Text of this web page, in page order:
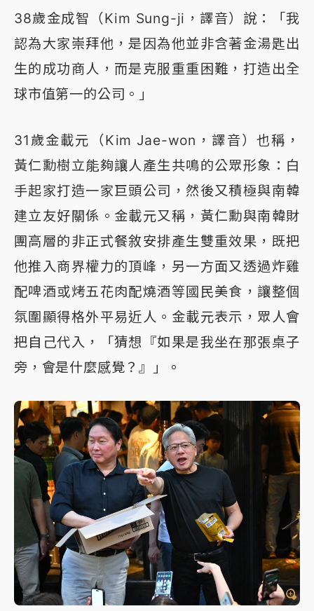
38歲金成智（Kim Sung-ji，譯音）說：「我
認為大家崇拜他，是因為他並非含著金湯匙出
生的成功商人，而是克服重重困難，打造出全
球市值第一的公司。」
31歲金載元（Kim Jae-won，譯音）也稱，
黃仁勳樹立能夠讓人產生共鳴的公眾形象：白
手起家打造一家巨頭公司，然後又積極與南韓
建立友好關係。金載元又稱，黃仁勳與南韓財
團高層的非正式餐敘安排產生雙重效果，既把
他推入商界權力的頂峰，另一方面又透過炸雞
配啤酒或烤五花肉配燒酒等國民美食，讓整個
氛圍顯得格外平易近人。金載元表示，眾人會
把自己代入，「猜想『如果是我坐在那張桌子
旁，會是什麼感覺？』」。